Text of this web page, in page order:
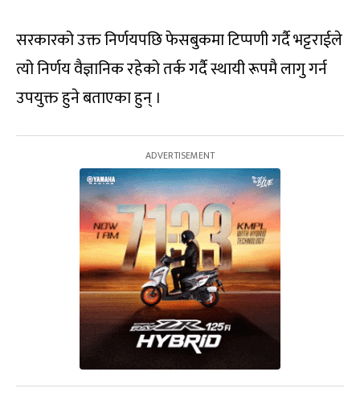
सरकारको उक्त निर्णयपछि फेसबुकमा टिप्पणी गर्दै भट्टराईले
त्यो निर्णय वैज्ञानिक रहेको तर्क गर्दै स्थायी रूपमै लागु गर्न
उपयुक्त हुने बताएका हुन् ।